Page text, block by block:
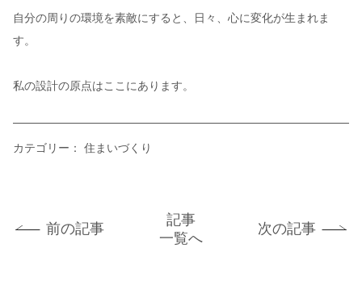
自分の周りの環境を素敵にすると、日々、心に変化が生まれま
す。
私の設計の原点はここにあります。
カテゴリー： 住まいづくり
前の記事
記事
一覧へ
次の記事